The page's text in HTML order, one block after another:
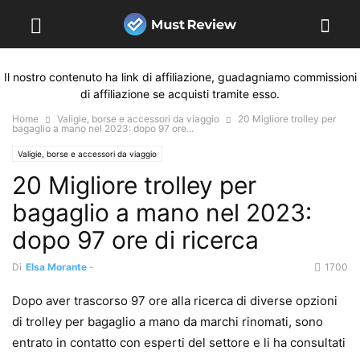
Il nostro contenuto ha link di affiliazione, guadagniamo commissioni
di affiliazione se acquisti tramite esso.
Home Valigie, borse e accessori da viaggio
20 Migliore trolley per
bagaglio a mano nel 2023: dopo 97 ore...
Valigie, borse e accessori da viaggio
20 Migliore trolley per
bagaglio a mano nel 2023:
dopo 97 ore di ricerca
Di Elsa Morante - 1700
Dopo aver trascorso 97 ore alla ricerca di diverse opzioni
di trolley per bagaglio a mano da marchi rinomati, sono
entrato in contatto con esperti del settore e li ha consultati